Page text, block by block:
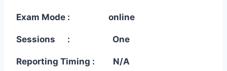
Exam Mode : online
Sessions : One
Reporting Timing : N/A